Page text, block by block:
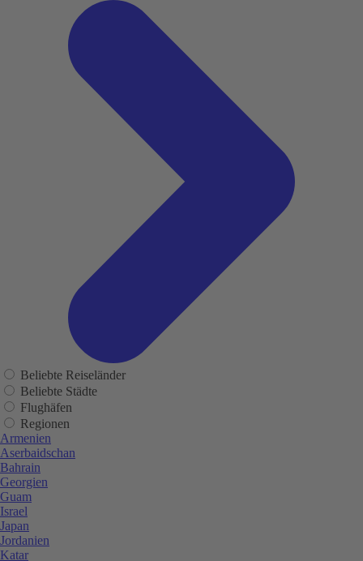
Beliebte Reiseländer
Beliebte Städte
Flughäfen
Regionen
Armenien
Aserbaidschan
Bahrain
Georgien
Guam
Israel
Japan
Jordanien
Katar